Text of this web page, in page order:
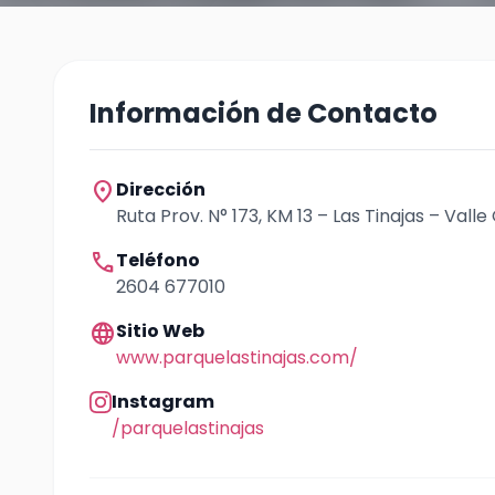
Información de Contacto
location_on Dirección
Ruta Prov. N° 173, KM 13 – Las Tinajas –
callTeléfono
2604 677010
languageSitio Web
www.parquelastinajas.com/
Instagram
/parquelastinajas